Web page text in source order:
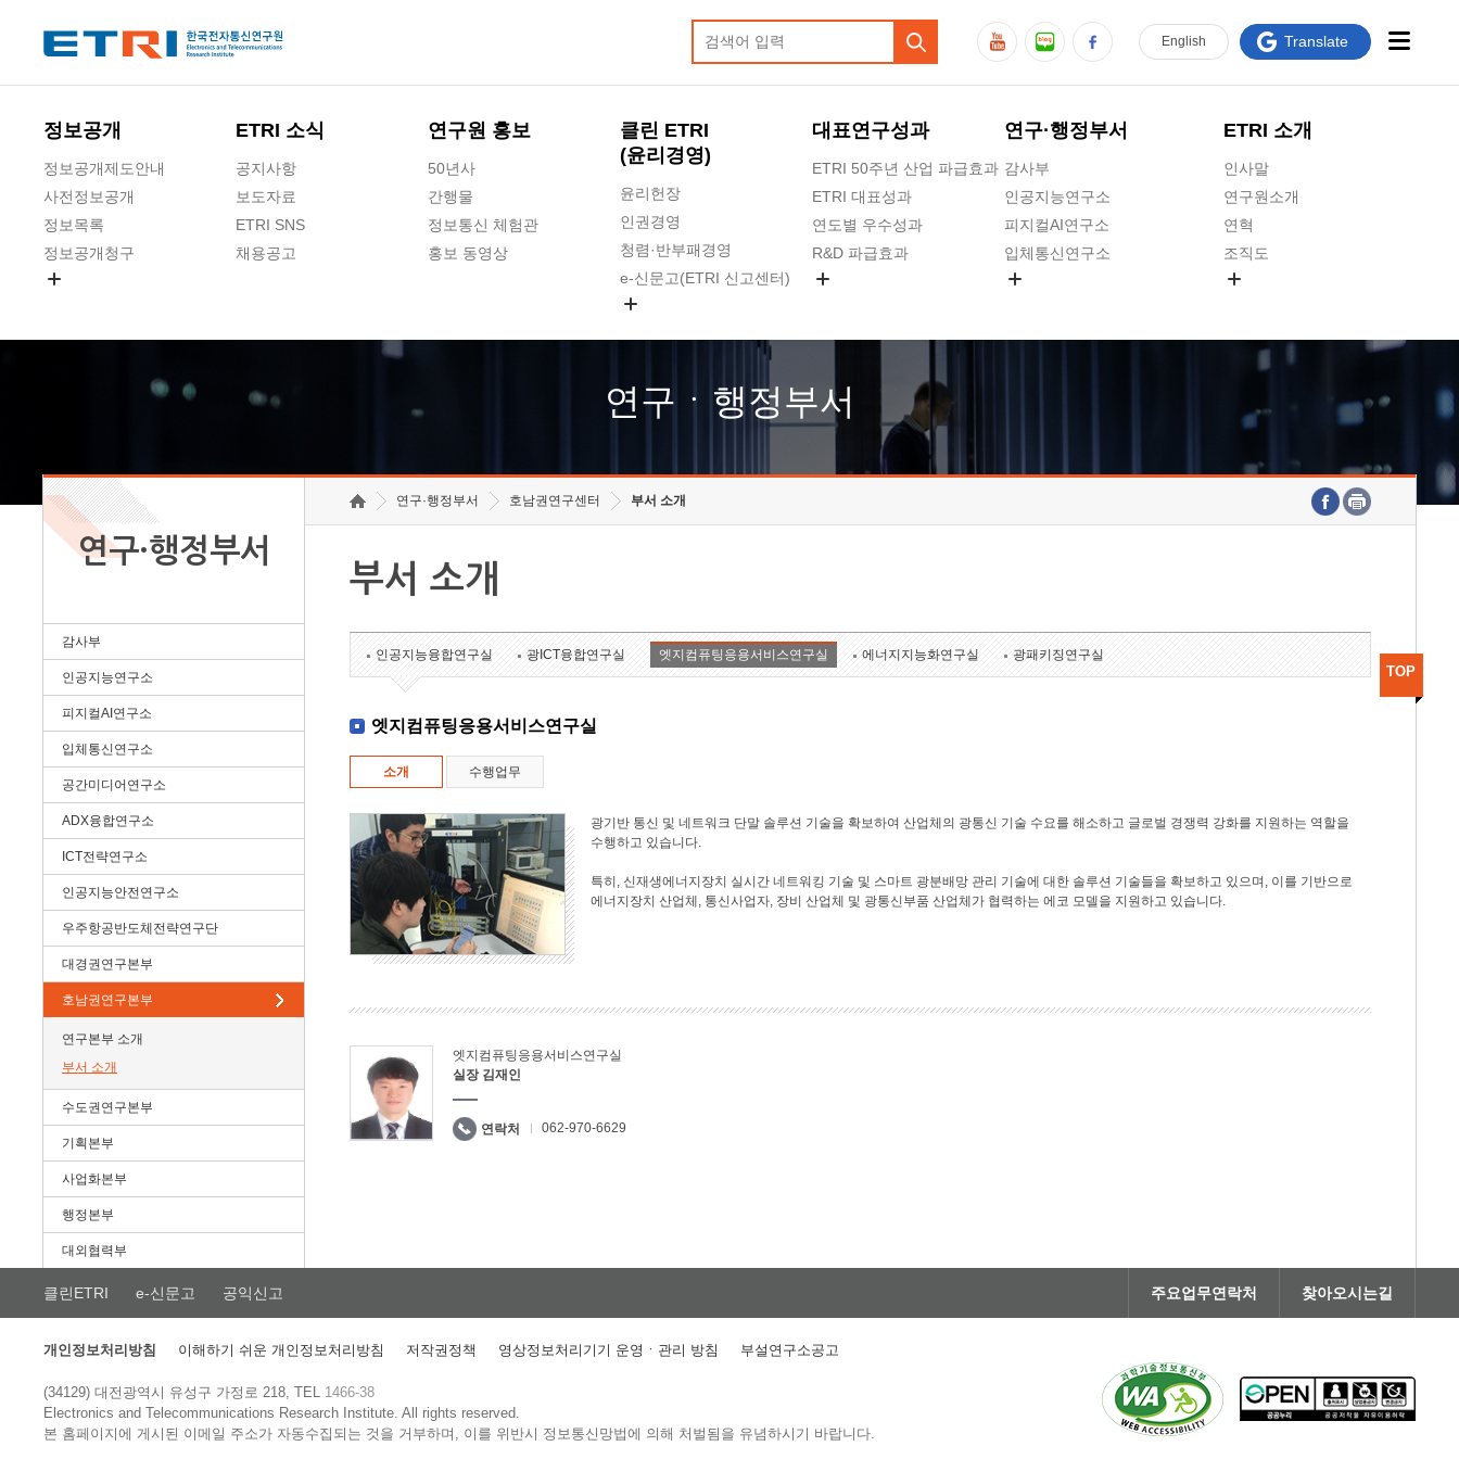
정보공개
정보공개제도안내
사전정보공개
정보목록
정보공개청구
ETRI 소식
공지사항
보도자료
ETRI SNS
채용공고
연구원 홍보
50년사
간행물
정보통신 체험관
홍보 동영상
클린 ETRI
(윤리경영)
윤리헌장
인권경영
청렴·반부패경영
e-신문고(ETRI 신고센터)
고객의소리
수의계약 현황
대표연구성과
ETRI 50주년 산업 파급효과
ETRI 대표성과
연도별 우수성과
R&D 파급효과
연구·행정부서
감사부
인공지능연구소
피지컬AI연구소
입체통신연구소
호남권연구본부
기획본부
ETRI 소개
인사말
연구원소개
연혁
조직도
연구원 고객헌장
주요업무연락처
English Translate
연구ㆍ행정부서
연구·행정부서
감사부
인공지능연구소
피지컬AI연구소
입체통신연구소
공간미디어연구소
ADX융합연구소
ICT전략연구소
인공지능안전연구소
우주항공반도체전략연구단
대경권연구본부
호남권연구본부
연구본부 소개
부서 소개
수도권연구본부
기획본부
사업화본부
행정본부
대외협력부
연구·행정부서 호남권연구센터 부서 소개
부서 소개
인공지능융합연구실 광ICT융합연구실 엣지컴퓨팅응용서비스연구실 에너지지능화연구실 광패키징연구실
엣지컴퓨팅응용서비스연구실
소개 수행업무
광기반 통신 및 네트워크 단말 솔루션 기술을 확보하여 산업체의 광통신 기술 수요를 해소하고 글로벌 경쟁력 강화를 지원하는 역할을
수행하고 있습니다.
특히, 신재생에너지장치 실시간 네트워킹 기술 및 스마트 광분배망 관리 기술에 대한 솔루션 기술들을 확보하고 있으며, 이를 기반으로
에너지장치 산업체, 통신사업자, 장비 산업체 및 광통신부품 산업체가 협력하는 에코 모델을 지원하고 있습니다.
엣지컴퓨팅응용서비스연구실
실장 김재인
연락처 062-970-6629
TOP
클린ETRI e-신문고 공익신고 주요업무연락처 찾아오시는길
개인정보처리방침 이해하기 쉬운 개인정보처리방침 저작권정책 영상정보처리기기 운영ㆍ관리 방침 부설연구소공고
(34129) 대전광역시 유성구 가정로 218, TEL 1466-38
Electronics and Telecommunications Research Institute.All rights reserved.
본 홈페이지에 게시된 이메일 주소가 자동수집되는 것을 거부하며, 이를 위반시 정보통신망법에 의해 처벌됨을 유념하시기 바랍니다.